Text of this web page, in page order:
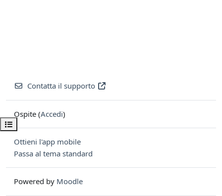
Apri indice del corso
Contatta il supporto
Ospite (Accedi)
Ottieni l'app mobile
Passa al tema standard
Powered by Moodle